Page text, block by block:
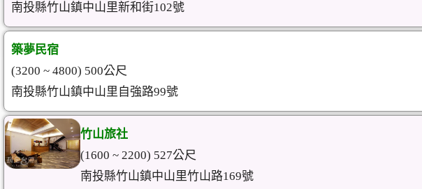
南投縣竹山鎮中山里新和街102號
築夢民宿
(3200 ~ 4800) 500公尺
南投縣竹山鎮中山里自強路99號
竹山旅社
(1600 ~ 2200) 527公尺
南投縣竹山鎮中山里竹山路169號